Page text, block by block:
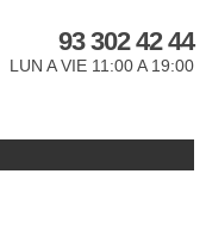
93 302 42 44
LUN A VIE 11:00 A 19:00